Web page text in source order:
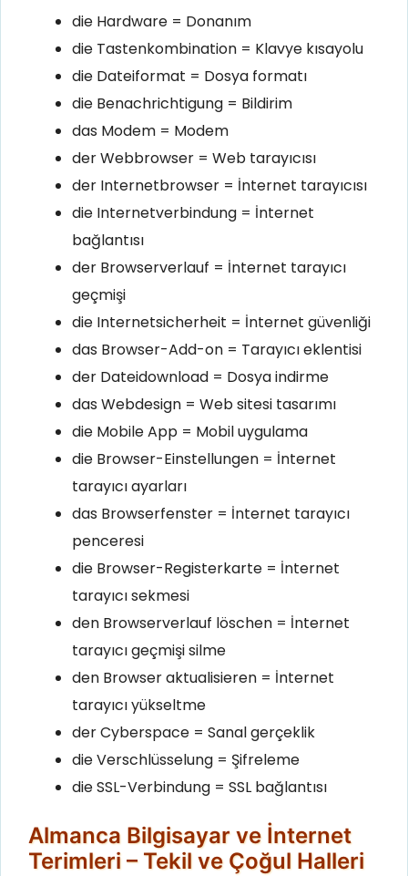
die Hardware = Donanım
die Tastenkombination = Klavye kısayolu
die Dateiformat = Dosya formatı
die Benachrichtigung = Bildirim
das Modem = Modem
der Webbrowser = Web tarayıcısı
der Internetbrowser = İnternet tarayıcısı
die Internetverbindung = İnternet
bağlantısı
der Browserverlauf = İnternet tarayıcı
geçmişi
die Internetsicherheit = İnternet güvenliği
das Browser-Add-on = Tarayıcı eklentisi
der Dateidownload = Dosya indirme
das Webdesign = Web sitesi tasarımı
die Mobile App = Mobil uygulama
die Browser-Einstellungen = İnternet
tarayıcı ayarları
das Browserfenster = İnternet tarayıcı
penceresi
die Browser-Registerkarte = İnternet
tarayıcı sekmesi
den Browserverlauf löschen = İnternet
tarayıcı geçmişi silme
den Browser aktualisieren = İnternet
tarayıcı yükseltme
der Cyberspace = Sanal gerçeklik
die Verschlüsselung = Şifreleme
die SSL-Verbindung = SSL bağlantısı
Almanca Bilgisayar ve İnternet
Terimleri – Tekil ve Çoğul Halleri